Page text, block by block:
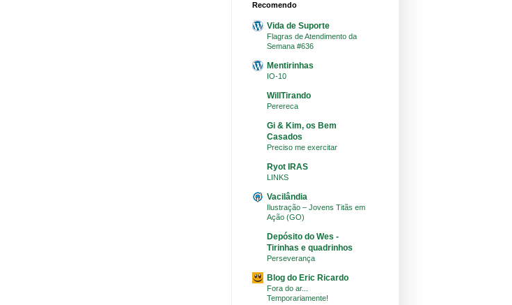
Recomendo
Vida de Suporte
Flagras de Atendimento da
Semana #636
Mentirinhas
IO-10
WillTirando
Perereca
Gi & Kim, os Bem
Casados
Preciso me exercitar
Ryot IRAS
LINKS
Vacilândia
Ilustração – Jovens Titãs em
Ação (GO)
Depósito do Wes -
Tirinhas e quadrinhos
Perseverança
Blog do Eric Ricardo
Fora do ar...
Temporariamente!